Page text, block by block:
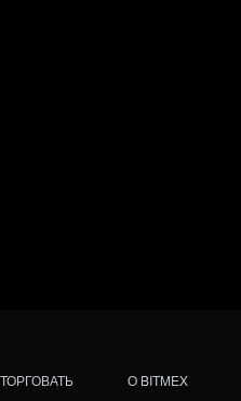
ТОРГОВАТЬ О BITMEX